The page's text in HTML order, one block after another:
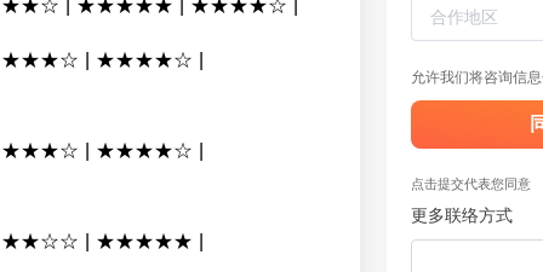
| ★★★★★ | ★★★★☆ |
★★★★☆ | ★★★★☆ |
★★★★☆ | ★★★★☆ |
★★★☆☆ | ★★★★★ |
允许我们将咨询信
点击提交代表您同意
更多联络方式